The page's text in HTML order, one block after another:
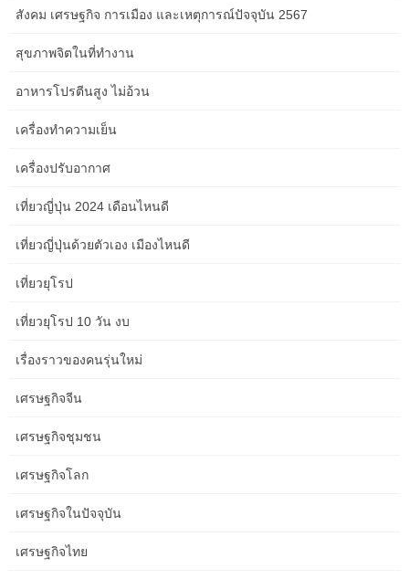
Countervailing Responsibility:
Cvd Km Ftiorth
Albany Australia
Providers
Clinic Website SEO Questions Local Councils Should Ask Before
Starting in Canberra
How to Improve Clinic Website SEO Without Wasting Budget in
Adelaide
A Local Approach to Clinic Website SEO for Creatives in Perth
Brisbane
สังคม เศรษฐกิจ การเมือง และเหตุการณ์ปัจจุบัน 2567
สุขภาพจิตในที่ทำงาน
อาหารโปรตีนสูง ไม่อ้วน
เครื่องทำความเย็น
เครื่องปรับอากาศ
เที่ยวญี่ปุ่น 2024 เดือนไหนดี
เที่ยวญี่ปุ่นด้วยตัวเอง เมืองไหนดี
เที่ยวยุโรป
เที่ยวยุโรป 10 วัน งบ
เรื่องราวของคนรุ่นใหม่
เศรษฐกิจจีน
เศรษฐกิจชุมชน
เศรษฐกิจโลก
เศรษฐกิจในปัจจุบัน
เศรษฐกิจไทย